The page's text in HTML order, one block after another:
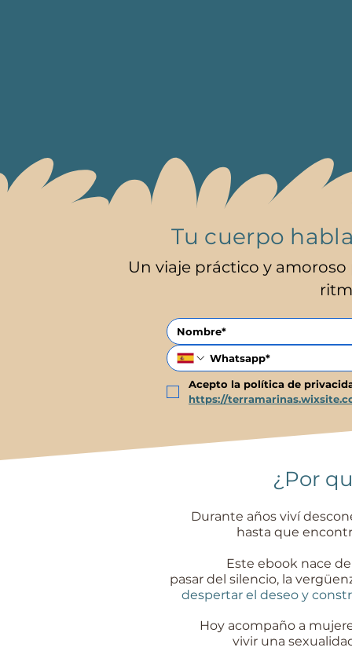
Tu cuerpo
Un viaje práctico y
https://
¿Por
Durante años viví
hasta que
Este ebook nace
pasar del silencio, la
despertar el deseo y
Hoy acompaño a
vivir una